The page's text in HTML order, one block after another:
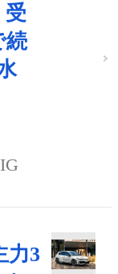
受
続
力3